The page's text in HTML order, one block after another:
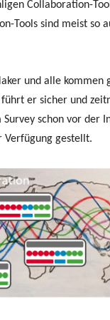
Collaboration-
Tools sind meist
und alle
er sicher und
Survey schon vor
Verfügung gestellt.